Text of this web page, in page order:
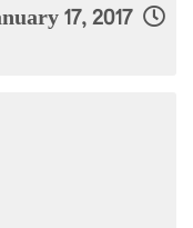
January 17, 2017